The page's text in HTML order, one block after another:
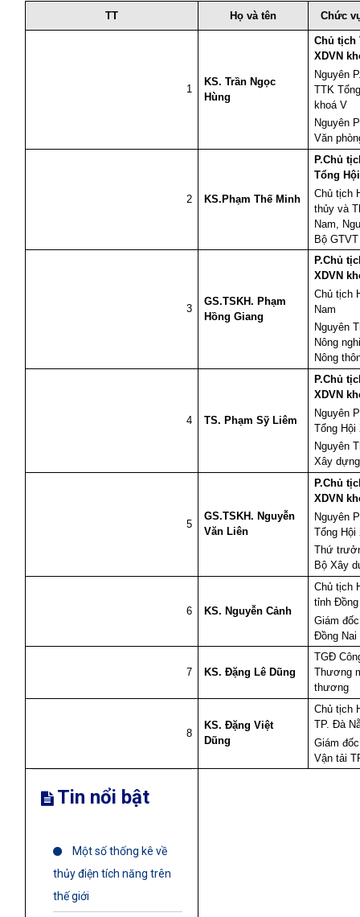
TT Họ và tên Chức
1
KS. Trần Ngọc
Hùng
Chủ tịch
XDVN
Nguyên
TTK
khoá V
Nguyên
Văn
2 KS.Phạm Thế Minh
P.Chủ
Tổng
Chủ tịch
thủy và
Nam,
Bộ GTVT
3
GS.TSKH. Phạm
Hồng Giang
P.Chủ
XDVN
Chủ tịch
Nam
Nguyên
Nông
Nông
4 TS. Phạm Sỹ Liêm
P.Chủ
XDVN
Nguyên
Tổng Hội
Nguyên
Xây dựng
5
GS.TSKH. Nguyễn
Văn Liên
P.Chủ
XDVN
Nguyên
Tổng Hội
Thứ
Bộ Xây
6 KS. Nguyễn Cảnh
Chủ tịch
tỉnh
Giám
Đồng Nai
7 KS. Đặng Lê Dũng
TGĐ
Thương
thương
8
KS. Đặng Việt
Dũng
Chủ tịch
TP. Đà
Giám
Vận tải
Tin nổi bật
Một số thống kê về
thủy điện tích năng trên
thế giới